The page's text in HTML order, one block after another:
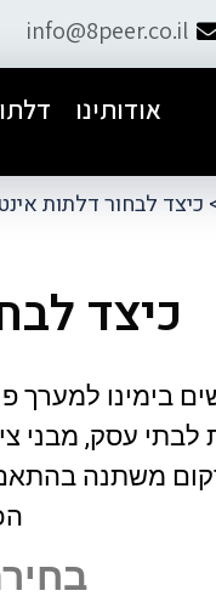
info@8peer.co.il
אודותינו
כיצד לבחור דלתות
כיצד
בימינו למערך
עסק, מבני
משתנה
דאג לליווי מקצועי,
אדיב ושירותי. קיבלנו הצעת מחיר